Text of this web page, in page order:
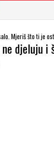
Mjeriš što ti je
djeluju i